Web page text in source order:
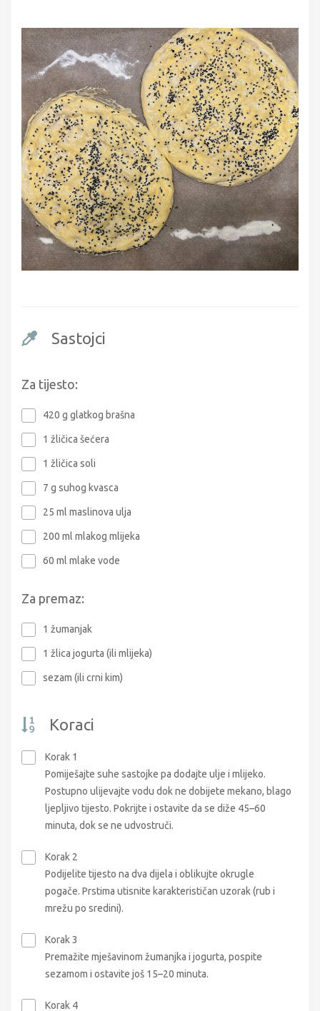
Sastojci
Za tijesto:
420 g glatkog brašna
1 žličica šećera
1 žličica soli
7 g suhog kvasca
25 ml maslinova ulja
200 ml mlakog mlijeka
60 ml mlake vode
Za premaz:
1 žumanjak
1 žlica jogurta (ili mlijeka)
sezam (ili crni kim)
Koraci
Korak 1
Pomiješajte suhe sastojke pa dodajte ulje i mlijeko.
Postupno ulijevajte vodu dok ne dobijete mekano, blago
ljepljivo tijesto. Pokrijte i ostavite da se diže 45–60
minuta, dok se ne udvostruči.
Korak 2
Podijelite tijesto na dva dijela i oblikujte okrugle
pogače. Prstima utisnite karakterističan uzorak (rub i
mrežu po sredini).
Korak 3
Premažite mješavinom žumanjka i jogurta, pospite
sezamom i ostavite još 15–20 minuta.
Korak 4